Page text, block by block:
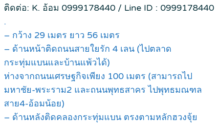
ติดต่อ: K. อ้อม 0999178440 / Line ID : 0999178440
.
– กว้าง 29 เมตร ยาว 56 เมตร
– ด้านหน้าติดถนนสายใยรัก 4 เลน (ไปตลาด
กระทุ่มแบนและบ้านแพ้วได้)
ห่างจากถนนเศรษฐกิจเพียง 100 เมตร (สามารถไป
มหาชัย-พระราม2 และถนนพุทธสาคร ไปพุทธมณฑล
สาย4-อ้อมน้อย)
– ด้านหลังติดคลองกระทุ่มแบน ตรงตามหลักฮวงจุ้ย